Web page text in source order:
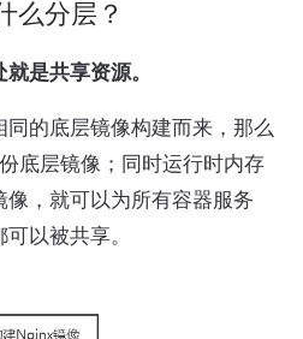
么分层？
是共享资源。
的底层镜像构建而来，那么
底层镜像；同时运行时内存
，就可以为所有容器服务
以被共享。